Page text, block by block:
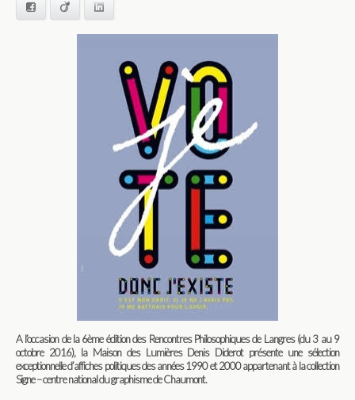
Facebook Viadeo
A l’occasion de la 6ème édition des Rencontres Philosophiques de Langres (du 3 au 9
octobre 2016), la Maison des Lumières Denis Diderot présente une sélection
exceptionnelle d’affiches politiques des années 1990 et 2000 appartenant à la collection
Signe – centre national du graphisme de Chaumont.